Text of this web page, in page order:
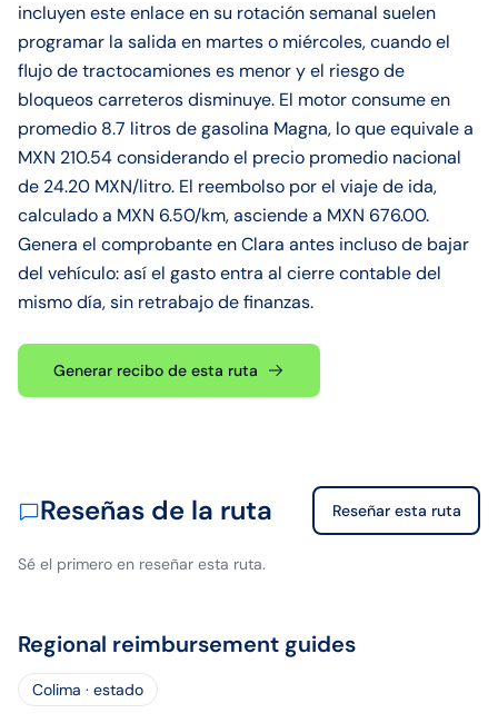
incluyen este enlace en su rotación semanal suelen
programar la salida en martes o miércoles, cuando el
flujo de tractocamiones es menor y el riesgo de
bloqueos carreteros disminuye. El motor consume en
promedio 8.7 litros de gasolina Magna, lo que equivale a
MXN 210.54 considerando el precio promedio nacional
de 24.20 MXN/litro. El reembolso por el viaje de ida,
calculado a MXN 6.50/km, asciende a MXN 676.00.
Genera el comprobante en Clara antes incluso de bajar
del vehículo: así el gasto entra al cierre contable del
mismo día, sin retrabajo de finanzas.
Generar recibo de esta ruta
Reseñas de la ruta Reseñar esta ruta
Sé el primero en reseñar esta ruta.
Regional reimbursement guides
Colima · estado